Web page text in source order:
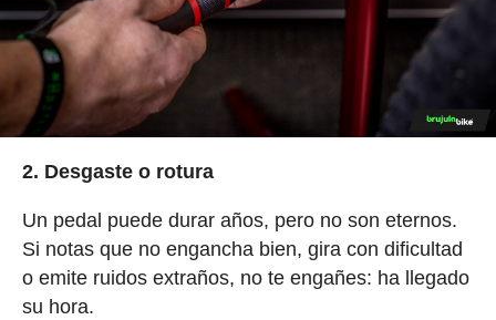
2. Desgaste o rotura
Un pedal puede durar años, pero no son eternos.
Si notas que no engancha bien, gira con dificultad
o emite ruidos extraños, no te engañes: ha llegado
su hora.